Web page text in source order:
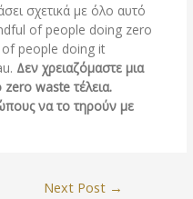
σχετικά με όλο αυτό
of people doing zero
people doing it
Δεν χρειαζόμαστε μια
waste τέλεια.
να το τηρούν με
Next Post →